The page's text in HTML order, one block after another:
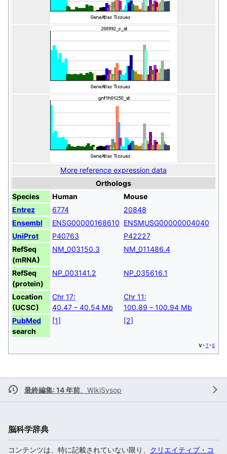
More reference expression data
Orthologs
Species
Human
Mouse
Entrez
6774
20848
Ensembl
ENSG00000168610 ENSMUSG00000004040
UniProt
P40763
P42227
RefSeq
(mRNA)
NM_003150.3 NM_011486.4
RefSeq
(protein)
NP_003141.2 NP_035616.1
Location
(UCSC)
Chr 17:
40.47 – 40.54 Mb
Chr 11:
100.89 – 100.94 Mb
PubMed
search
[1] [2]
v t e
最終編集: 14 年前 WikiSysop
脳科学辞典
コンテンツは、特に記載されていない限り、 クリエイティブ・コ